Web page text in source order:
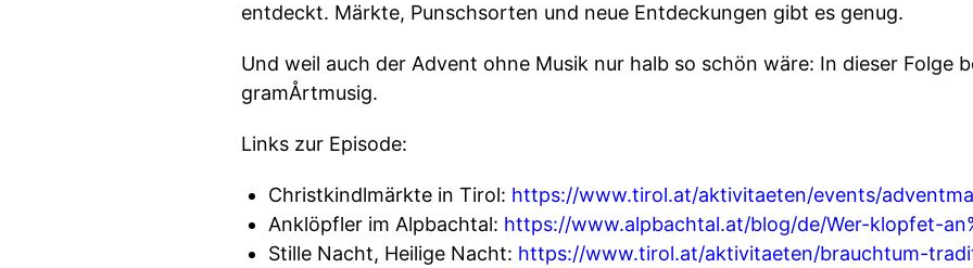
entdeckt. Märkte, Punschsorten und neue Entdeckungen gibt es genug.
Und weil auch der Advent ohne Musik nur halb so schön wäre: In dieser Folge
gramÅrtmusig.
Links zur Episode:
Christkindlmärkte in Tirol: https://www.tirol.at/aktivitaeten/events/
Anklöpfler im Alpbachtal: https://www.alpbachtal.at/blog/de/Wer-klopfet-
Stille Nacht, Heilige Nacht: https://www.tirol.at/aktivitaeten/brauchtum-